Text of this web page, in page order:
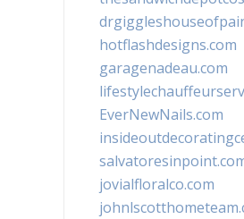
hotflashdesigns.com
garagenadeau.com
EverNewNails.com
jovialfloralco.com